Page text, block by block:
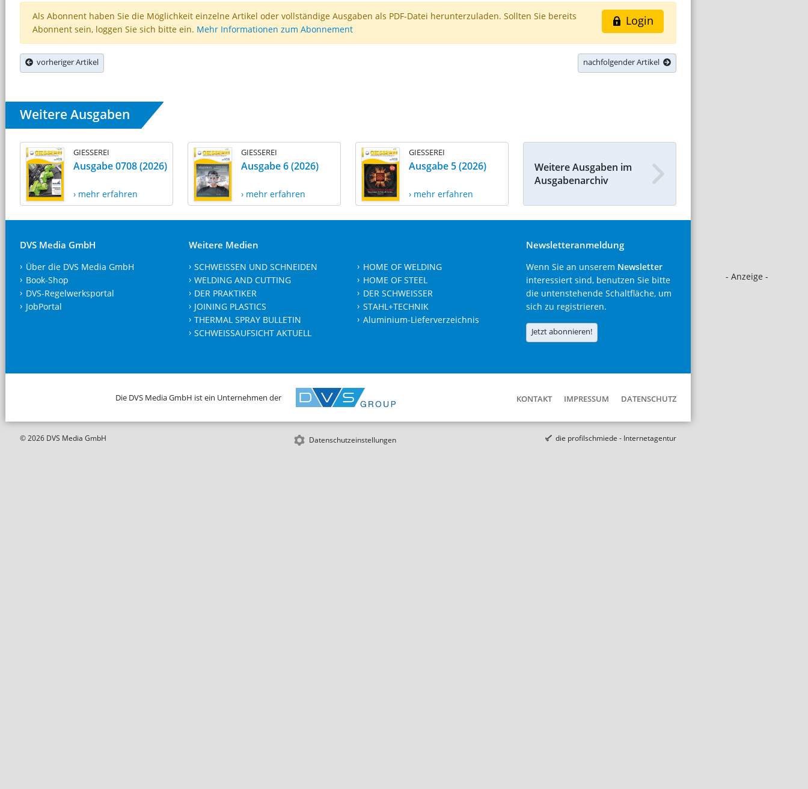
- Anzeige -
Login
Als Abonnent haben Sie die Möglichkeit einzelne Artikel oder vollständige Ausgaben als PDF-Datei herunterzuladen. Sollten Sie bereits
Abonnent sein, loggen Sie sich bitte ein. Mehr Informationen zum Abonnement
vorheriger Artikel nachfolgender Artikel
Weitere Ausgaben
GIESSEREI
Ausgabe 0708 (2026)
› mehr erfahren
GIESSEREI
Ausgabe 6 (2026)
› mehr erfahren
GIESSEREI
Ausgabe 5 (2026)
› mehr erfahren
Weitere Ausgaben im
Ausgabenarchiv
DVS Media GmbH
Über die DVS Media GmbH
Book-Shop
DVS-Regelwerksportal
JobPortal
Weitere Medien
SCHWEISSEN UND SCHNEIDEN
WELDING AND CUTTING
DER PRAKTIKER
JOINING PLASTICS
THERMAL SPRAY BULLETIN
SCHWEISSAUFSICHT AKTUELL
HOME OF WELDING
HOME OF STEEL
DER SCHWEISSER
STAHL+TECHNIK
Aluminium-Lieferverzeichnis
Newsletteranmeldung
Wenn Sie an unserem Newsletter
interessiert sind, benutzen Sie bitte
die untenstehende Schaltfläche, um
sich zu registrieren.
Jetzt abonnieren!
Die DVS Media GmbH ist ein Unternehmen der KONTAKT IMPRESSUM DATENSCHUTZ
© 2026 DVS Media GmbH Datenschutzeinstellungen die profilschmiede - Internetagentur